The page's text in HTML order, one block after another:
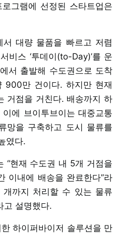
그램에 선정된 스타트업은
서 대량 물품을 빠르고 저렴
비스 ‘투데이(to-Day)’를 운
서 출발해 수도권으로 도착
900만 건이다. 하지만 현재
거점을 거친다. 배송까지 하
에 브이투브이는 대중교통
망을 구축하고 도시 물류를
였다.
“현재 수도권 내 5개 거점을
이내에 배송을 완료한다”라
까지 처리할 수 있는 물류
고 설명했다.
하이퍼바이저 솔루션을 만